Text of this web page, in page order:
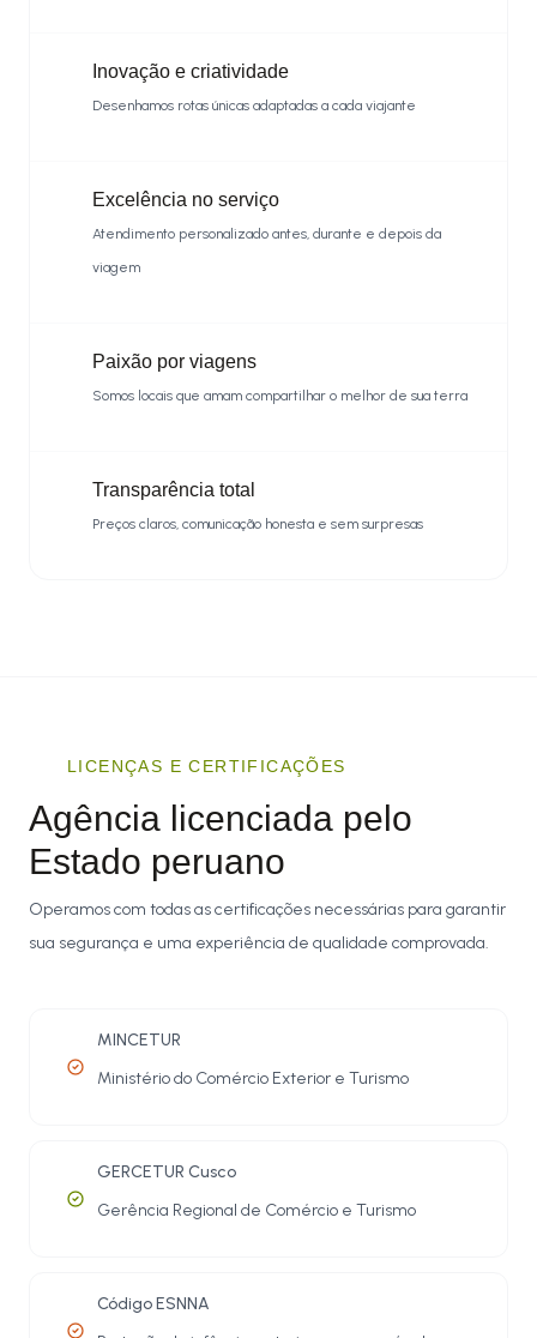
Inovação e criatividade
Desenhamos rotas únicas adaptadas a cada viajante
Excelência no serviço
Atendimento personalizado antes, durante e depois da
viagem
Paixão por viagens
Somos locais que amam compartilhar o melhor de sua terra
Transparência total
Preços claros, comunicação honesta e sem surpresas
LICENÇAS E CERTIFICAÇÕES
Agência licenciada pelo
Estado peruano
Operamos com todas as certificações necessárias para garantir
sua segurança e uma experiência de qualidade comprovada.
MINCETUR
Ministério do Comércio Exterior e Turismo
GERCETUR Cusco
Gerência Regional de Comércio e Turismo
Código ESNNA